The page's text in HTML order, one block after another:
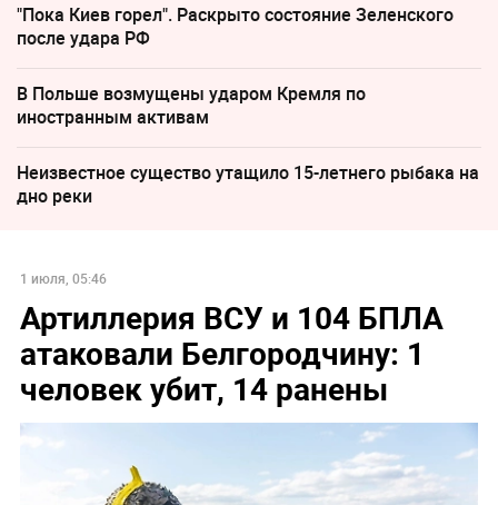
"Пока Киев горел". Раскрыто состояние Зеленского
после удара РФ
В Польше возмущены ударом Кремля по
иностранным активам
Неизвестное существо утащило 15-летнего рыбака на
дно реки
1 июля, 05:46
Артиллерия ВСУ и 104 БПЛА
атаковали Белгородчину: 1
человек убит, 14 ранены